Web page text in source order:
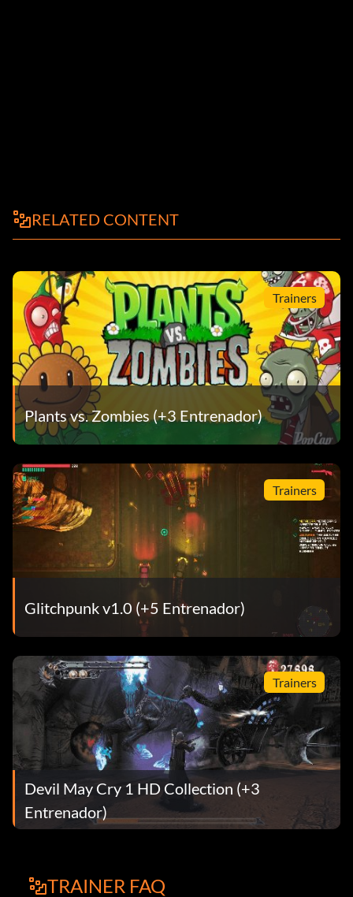
RELATED CONTENT
Trainers
Plants vs. Zombies (+3 Entrenador)
Trainers
Glitchpunk v1.0 (+5 Entrenador)
Trainers
Devil May Cry 1 HD Collection (+3
Entrenador)
TRAINER FAQ